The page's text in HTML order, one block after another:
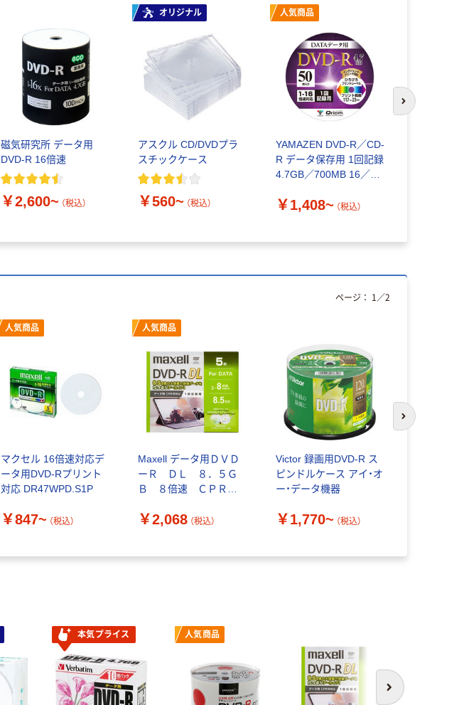
磁気研究所 データ用
DVD-R 16倍速
￥2,600~ （税込）
オリジナル
アスクル CD/DVDプラ
スチックケース
￥560~ （税込）
人気商品
YAMAZEN DVD-R／CD-
R データ保存用 1回記録
4.7GB／700MB 16／48
￥1,408~ （税込）
次のスライド
人気商品
マクセル 16倍速対応デ
ータ用DVD-Rプリント
対応 DR47WPD.S1P
￥847~ （税込）
人気商品
Maxell データ用ＤＶＤ
ーＲ ＤＬ ８．５Ｇ
Ｂ ８倍速 ＣＰＲＭ
ス インクジェット対
￥2,068 （税込）
Victor 録画用DVD-R ス
ピンドルケース アイ・オ
ー・データ機器
￥1,770~ （税込）
ページ： 1 ／2
次のスライド
次へ
本気プライス 人気商品